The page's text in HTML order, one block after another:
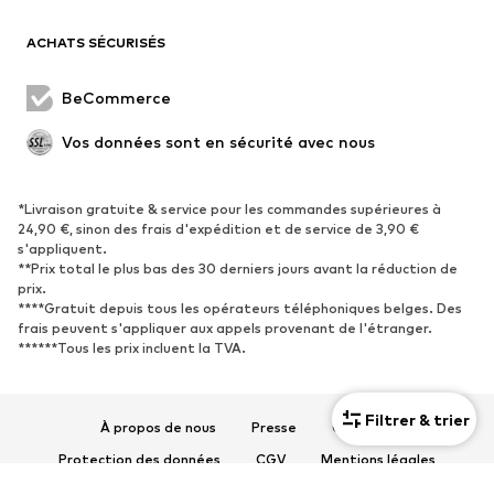
Filtrer & trier
Occasions spéciales
Nouveautés
Tendance
Baskets
Escarpins et talons hauts
Bottes
Sandales
Chaussures basses
Chaussures de sport
SPORT
ACHATS SÉCURISÉS
BeCommerce
Vos données sont en sécurité avec nous
*Livraison gratuite & service pour les commandes supérieures à
24,90 €, sinon des frais d'expédition et de service de 3,90 €
s'appliquent.
**Prix total le plus bas des 30 derniers jours avant la réduction de
prix.
****Gratuit depuis tous les opérateurs téléphoniques belges. Des
frais peuvent s'appliquer aux appels provenant de l'étranger.
******Tous les prix incluent la TVA.
À propos de nous Presse
Carrières
Protection des données
CGV
Mentions légales